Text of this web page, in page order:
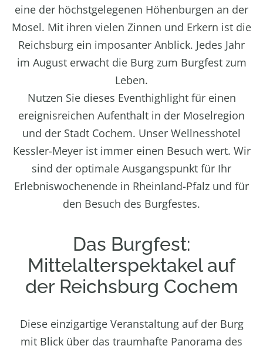
eine der höchstgelegenen Höhenburgen an der
Mosel. Mit ihren vielen Zinnen und Erkern ist die
Reichsburg ein imposanter Anblick. Jedes Jahr
im August erwacht die Burg zum Burgfest zum
Leben.
Nutzen Sie dieses Eventhighlight für einen
ereignisreichen Aufenthalt in der Moselregion
und der Stadt Cochem. Unser Wellnesshotel
Kessler-Meyer ist immer einen Besuch wert. Wir
sind der optimale Ausgangspunkt für Ihr
Erlebniswochenende in Rheinland-Pfalz und für
den Besuch des Burgfestes.
Das Burgfest:
Mittelalterspektakel auf
der Reichsburg Cochem
Diese einzigartige Veranstaltung auf der Burg
mit Blick über das traumhafte Panorama des